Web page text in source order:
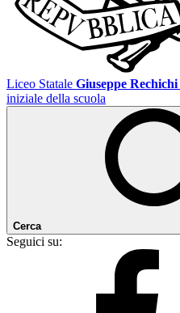
Liceo Statale Giuseppe Rechichi
iniziale della scuola
Cerca
Seguici su: